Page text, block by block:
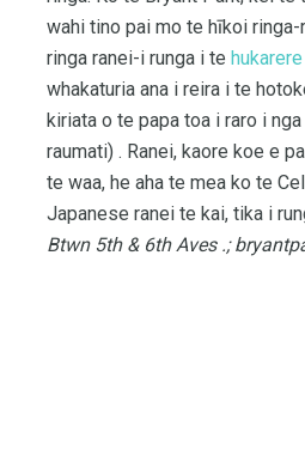
wahi tino pai mo te hīkoi
ringa ranei-i runga i te
whakaturia ana i reira i te
kiriata o te papa toa i raro i
raumati) . Ranei, kaore koe e
te waa, he aha te mea ko te
Japanese ranei te kai, tika i
Btwn 5th & 6th Aves .;